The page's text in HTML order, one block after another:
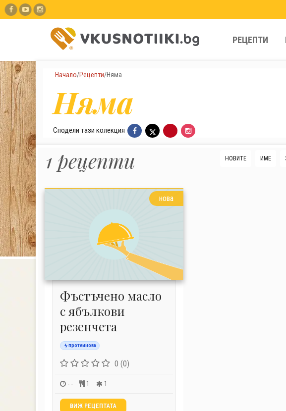
РЕЦЕПТИ
Начало/Рецепти/Няма
Няма
Сподели тази колекция
1 рецепти НОВИТЕ ИМЕ
нова
Фъстъчено масло
с ябълкови
резенчета
протеинова
0 (0)
- - 1 1
ВИЖ РЕЦЕПТАТА